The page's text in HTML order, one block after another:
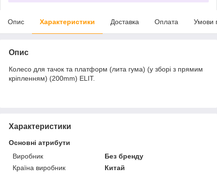
Опис Характеристики Доставка Оплата Умови
Опис
Колесо для тачок та платформ (лита гума) (у зборі з прямим
кріпленням) (200mm) ELIT.
Характеристики
Основні атрибути
Виробник
Без бренду
Країна виробник
Китай